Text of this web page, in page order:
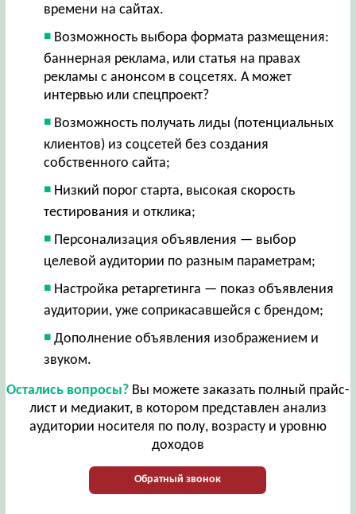
времени на сайтах.
Возможность выбора формата размещения:
баннерная реклама, или статья на правах
рекламы с анонсом в соцсетях. А может
интервью или спецпроект?
Возможность получать лиды (потенциальных
клиентов) из соцсетей без создания
собственного сайта;
Низкий порог старта, высокая скорость
тестирования и отклика;
Персонализация объявления — выбор
целевой аудитории по разным параметрам;
Настройка ретаргетинга — показ объявления
аудитории, уже соприкасавшейся с брендом;
Дополнение объявления изображением и
звуком.
Остались вопросы?Вы можете заказать полный прайс-
лист и медиакит, в котором представлен анализ
аудитории носителя по полу, возрасту и уровню
доходов
Обратный звонок